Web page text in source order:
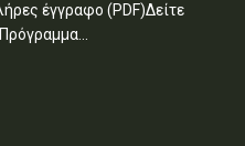
έγγραφο (PDF)Δείτε